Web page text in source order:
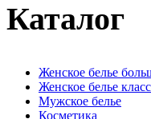
Каталог
Женское белье
Женское белье
Мужское белье
Косметика